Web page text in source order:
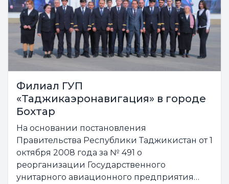
Филиал ГУП
«Таджикаэронавигация» в городе
Бохтар
На основании постановления
Правительства Республики Таджикистан от 1
октября 2008 года за № 491 о
реорганизации Государственного
унитарного авиационного предприятия